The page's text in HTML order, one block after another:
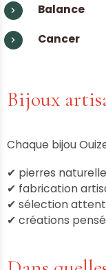
Balance
Cancer
Bijoux
Chaque bijou
✔ pierres
✔ fabrication
✔ sélection
✔ créations